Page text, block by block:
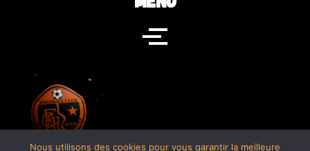
Nous utilisons des cookies pour vous garantir la meilleure